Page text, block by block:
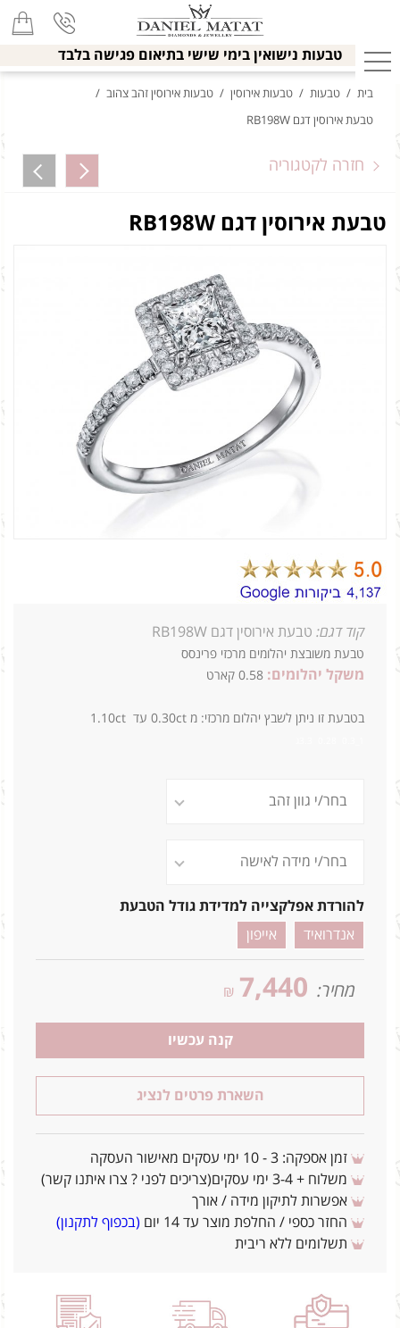
טבעות נישואין בימי שישי בתיאום פגישה בלבד
בית / טבעות / טבעות אירוסין / טבעות אירוסין זהב צהוב /
טבעת אירוסין דגם RB198W
חזרה לקטגוריה
טבעת אירוסין דגם RB198W
קוד דגם: טבעת אירוסין דגם RB198W
טבעת משובצת יהלומים מרכזי פרינסס
משקל יהלומים:
בטבעת זו ניתן לשבץ יהלום מרכזי: מ 0.30ct עד 1.10ct
להורדת אפלקצייה למדידת גודל הטבעת
אנדרואיד
אייפון
מחיר: 7,440
₪
קנה עכשיו
השארת פרטים לנציג
זמן אספקה: 3 - 10 ימי עסקים מאישור העסקה
משלוח + 3-4 ימי עסקים(צריכים לפני ? צרו איתנו קשר)
אפשרות לתיקון מידה / אורך
החזר כספי / החלפת מוצר עד 14 יום
(בכפוף לתקנון)
תשלומים ללא ריבית